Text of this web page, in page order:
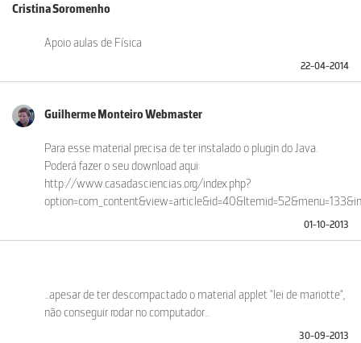
Cristina Soromenho
Apoio aulas de Física
22-04-2014
Guilherme Monteiro Webmaster
Para esse material precisa de ter instalado o plugin do Java.
Poderá fazer o seu download aqui:
http://www.casadasciencias.org/index.php?
01-10-2013
...apesar de ter descompactado o material applet "lei de mariotte",
não conseguir rodar no computador...
30-09-2013